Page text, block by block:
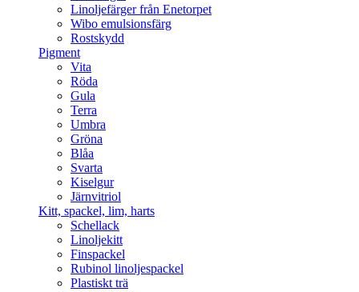
Linoljefärger från Enetorpet
Wibo emulsionsfärg
Rostskydd
Pigment
Vita
Röda
Gula
Terra
Umbra
Gröna
Blåa
Svarta
Kiselgur
Järnvitriol
Kitt, spackel, lim, harts
Schellack
Linoljekitt
Finspackel
Rubinol linoljespackel
Plastiskt trä